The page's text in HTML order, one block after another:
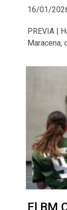
16/01/
PREVIA |
Maracena,
El BM